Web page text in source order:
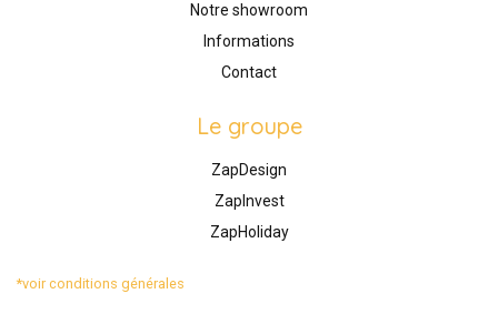
Notre showroom
Informations
Contact
Le groupe
ZapDesign
ZapInvest
ZapHoliday
*voir conditions générales